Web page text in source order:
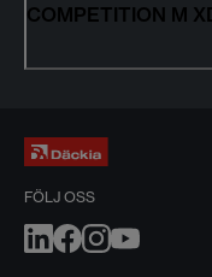
COMPETITION M
FÖLJ OSS